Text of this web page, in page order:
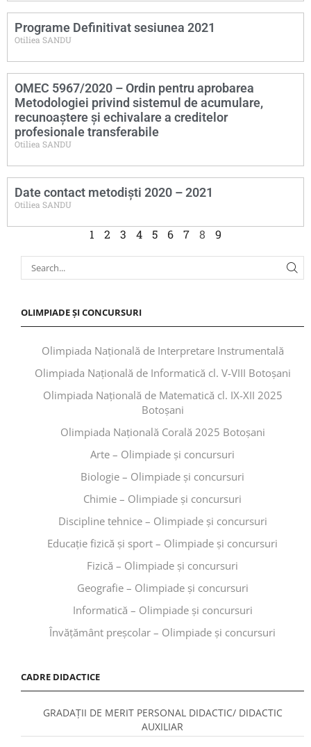
Programe Definitivat sesiunea 2021
Otiliea SANDU
OMEC 5967/2020 – Ordin pentru aprobarea
Metodologiei privind sistemul de acumulare,
recunoaștere și echivalare a creditelor
profesionale transferabile
Otiliea SANDU
Date contact metodiști 2020 – 2021
Otiliea SANDU
1 2 3 4 5 6 7 8 9
OLIMPIADE ȘI CONCURSURI
Olimpiada Națională de Interpretare Instrumentală
Olimpiada Națională de Informatică cl. V-VIII Botoșani
Olimpiada Națională de Matematică cl. IX-XII 2025
Botoșani
Olimpiada Națională Corală 2025 Botoșani
Arte – Olimpiade și concursuri
Biologie – Olimpiade și concursuri
Chimie – Olimpiade și concursuri
Discipline tehnice – Olimpiade și concursuri
Educaţie fizică şi sport – Olimpiade și concursuri
Fizică – Olimpiade și concursuri
Geografie – Olimpiade și concursuri
Informatică – Olimpiade și concursuri
Învăţământ preşcolar – Olimpiade și concursuri
CADRE DIDACTICE
GRADAȚII DE MERIT PERSONAL DIDACTIC/ DIDACTIC
AUXILIAR